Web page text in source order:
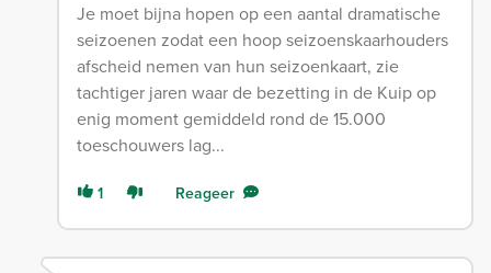
Je moet bijna hopen op een aantal dramatische
seizoenen zodat een hoop seizoenskaarhouders
afscheid nemen van hun seizoenkaart, zie
tachtiger jaren waar de bezetting in de Kuip op
enig moment gemiddeld rond de 15.000
toeschouwers lag...
1 Reageer